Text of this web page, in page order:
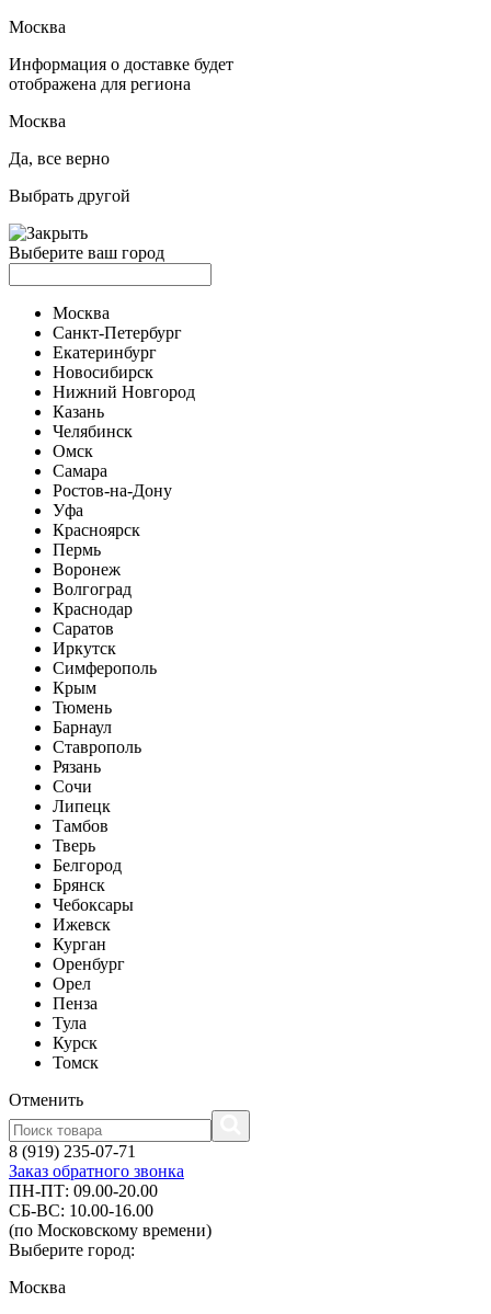
Москва
Информация о доставке будет
отображена для региона
Москва
Да, все верно
Выбрать другой
Выберите ваш город
Москва
Санкт-Петербург
Екатеринбург
Новосибирск
Нижний Новгород
Казань
Челябинск
Омск
Самара
Ростов-на-Дону
Уфа
Красноярск
Пермь
Воронеж
Волгоград
Краснодар
Саратов
Иркутск
Симферополь
Крым
Тюмень
Барнаул
Ставрополь
Рязань
Сочи
Липецк
Тамбов
Тверь
Белгород
Брянск
Чебоксары
Ижевск
Курган
Оренбург
Орел
Пенза
Тула
Курск
Томск
Отменить
8 (919) 235-07-71
Заказ обратного звонка
ПН-ПТ: 09.00-20.00
СБ-ВС: 10.00-16.00
(по Московскому времени)
Выберите город:
Москва